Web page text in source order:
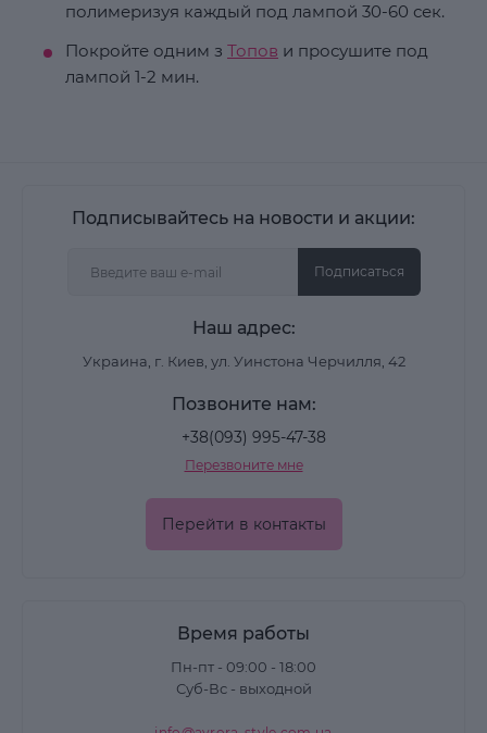
полимеризуя каждый под лампой 30-60 сек.
Покройте одним з Топов и просушите под
лампой 1-2 мин.
Подписывайтесь на новости и акции:
Подписаться
Наш адрес:
Украина, г. Киев, ул. Уинстона Черчилля, 42
Позвоните нам:
+38(093) 995-47-38
Перезвоните мне
Перейти в контакты
Время работы
Пн-пт - 09:00 - 18:00
Суб-Вс - выходной